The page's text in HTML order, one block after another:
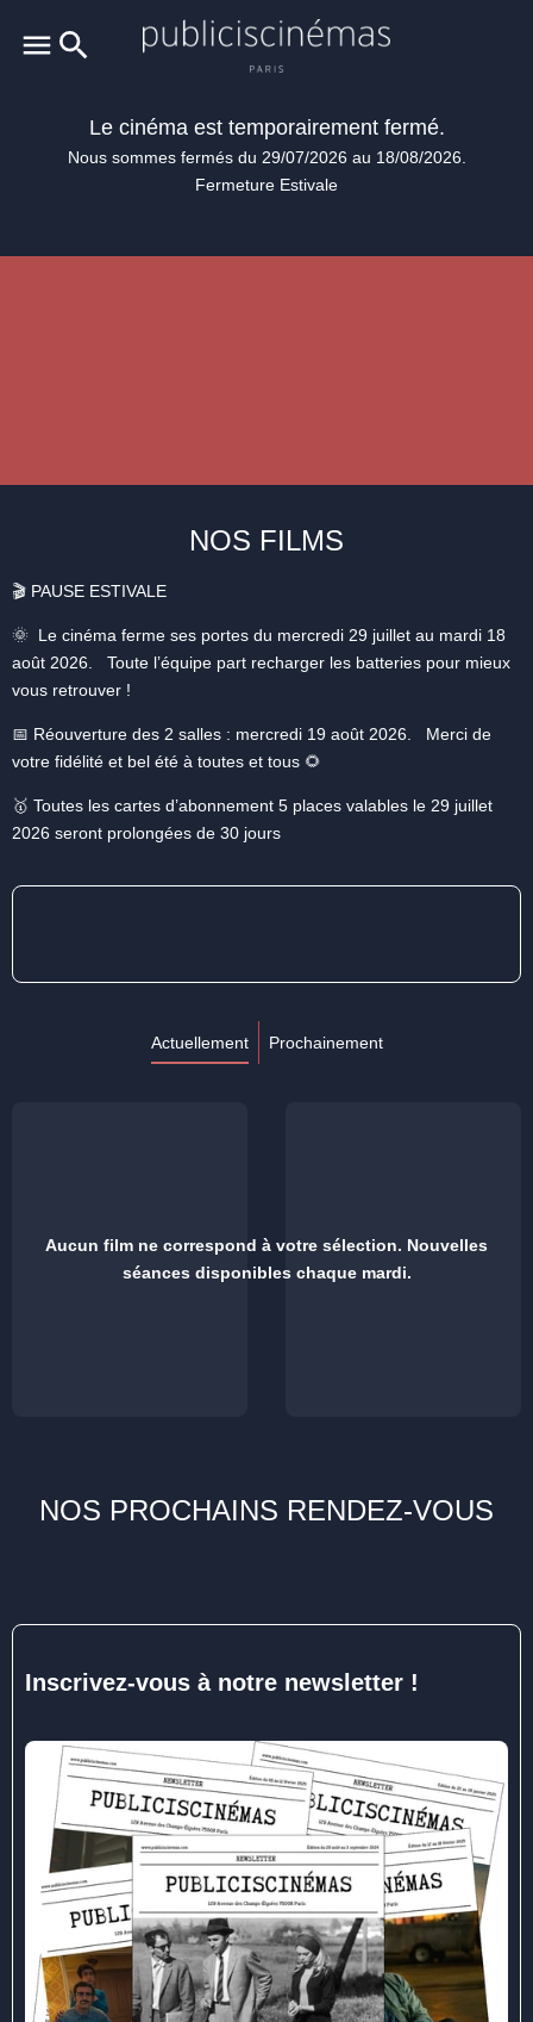
Le cinéma est temporairement fermé.
Nous sommes fermés du 29/07/2026 au 18/08/2026.
Fermeture Estivale
NOS FILMS
🎬 PAUSE ESTIVALE
🌞 Le cinéma ferme ses portes du mercredi 29 juillet au mardi 18
août 2026. Toute l’équipe part recharger les batteries pour mieux
vous retrouver !
📅 Réouverture des 2 salles : mercredi 19 août 2026. Merci de
votre fidélité et bel été à toutes et tous 🌻
🥇 Toutes les cartes d’abonnement 5 places valables le 29 juillet
2026 seront prolongées de 30 jours
Actuellement Prochainement
Aucun film ne correspond à votre sélection. Nouvelles
séances disponibles chaque mardi.
NOS PROCHAINS RENDEZ-VOUS
Inscrivez-vous à notre newsletter !